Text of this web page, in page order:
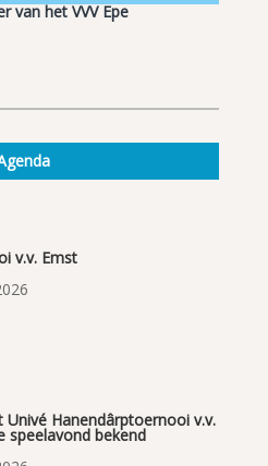
van het VVV Epe
v.v. Emst
Hanendârptoernooi v.v.
speelavond bekend